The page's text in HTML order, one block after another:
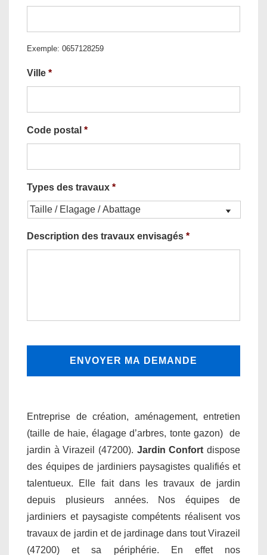
Exemple: 0657128259
Ville *
Code postal *
Types des travaux *
Description des travaux envisagés *
Entreprise de création, aménagement, entretien
(taille de haie, élagage d’arbres, tonte gazon) de
jardin à Virazeil (47200). Jardin Confort dispose
des équipes de jardiniers paysagistes qualifiés et
talentueux. Elle fait dans les travaux de jardin
depuis plusieurs années. Nos équipes de
jardiniers et paysagiste compétents réalisent vos
travaux de jardin et de jardinage dans tout Virazeil
(47200) et sa périphérie. En effet nos